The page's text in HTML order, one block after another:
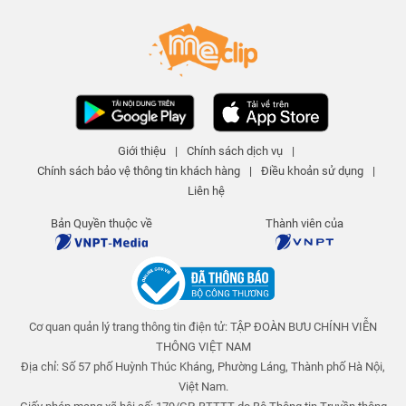
toàn cho trẻ em
An toàn cho trẻ em
25 N lượt xem
04:01
Nuốt kẹo dính ruột - Tập 311 | An
toàn cho trẻ em
An toàn cho trẻ em
25 N lượt xem 4 năm trước
03:58
Giấc mơ giận dỗi - Tập 310 | An
25 N lượt xem - 4 năm trước
Những múi cam mọng nước - Tập
309 | An toàn cho trẻ em
An toàn cho trẻ em
25 N lượt xem
Giới thiệu | Chính sách dịch vụ
|
Chính sách bảo vệ thông tin khách hàng
| Điều khoản sử dụng
|
Liên hệ
Bản Quyền thuộc về Thành viên của
Cơ quan quản lý trang thông tin điện tử: TẬP ĐOÀN BƯU CHÍNH VIỄN
THÔNG VIỆT NAM
Địa chỉ: Số 57 phố Huỳnh Thúc Kháng, Phường Láng, Thành phố Hà Nội,
Việt Nam.